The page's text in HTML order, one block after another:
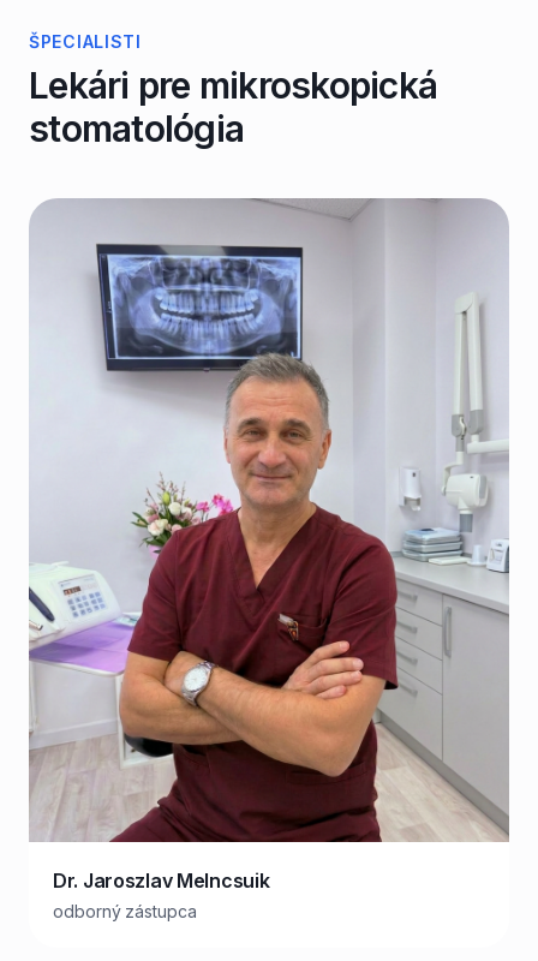
ŠPECIALISTI
Lekári pre mikroskopická
stomatológia
Dr. Jaroszlav Melncsuik
odborný zástupca